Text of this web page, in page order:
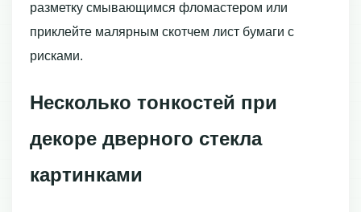
разметку смывающимся фломастером или
приклейте малярным скотчем лист бумаги с
рисками.
Несколько тонкостей при
декоре дверного стекла
картинками